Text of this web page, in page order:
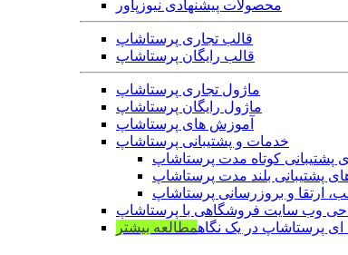
محصولات پیشنهادی نیوزپاور
قالب تجاری پرستاشاپ
قالب رایگان پرستاشاپ
ماژول تجاری پرستاشاپ
ماژول رایگان پرستاشاپ
آموزش های پرستاشاپ
خدمات و پشتیبانی پرستاشاپ
پشتیبانی کوتاه مدت پرستاشاپ
پشتیبانی بلند مدت پرستاشاپ
ارتقا و بروزرسانی پرستاشاپ
وب سایت فروشگاهی با پرستاشاپ
پرستاشاپ در یک نگاهمطالعه بیشتر